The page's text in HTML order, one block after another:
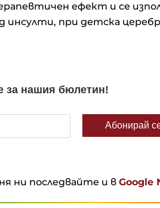
ефект и се
инсулти, при детска
ни последвайте и в Google
SOFIX
от 1%